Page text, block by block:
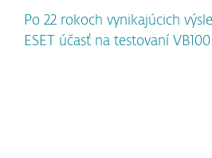
Po 22 rokoch vynikajúcich
ESET účasť na testovaní